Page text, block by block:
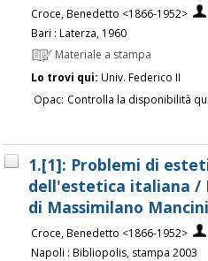
Croce, Benedetto <1866-1952>
Bari : Laterza, 1960
Materiale a stampa
Lo trovi qui: Univ. Federico II
Opac: Controlla la disponibilità
1.[1]: Problemi di
dell'estetica italiana /
di Massimilano
Croce, Benedetto <1866-1952>
Napoli : Bibliopolis, stampa 2003